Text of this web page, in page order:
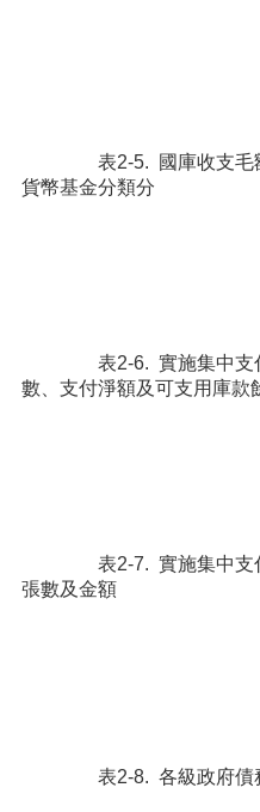
表2-5. 國庫收支毛額
貨幣基金分類分
表2-6. 實施集中支付
數、支付淨額及可支用庫款
表2-7. 實施集中支付
張數及金額
表2-8. 各級政府債